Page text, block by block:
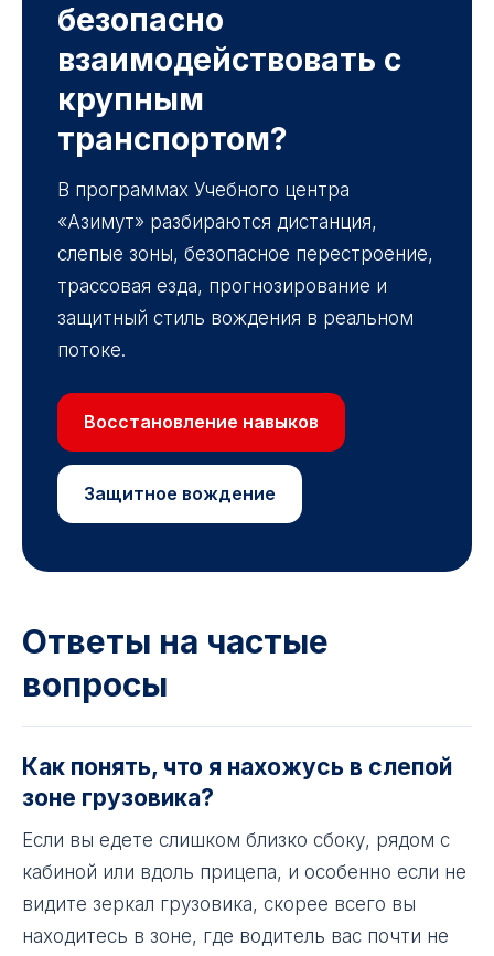
безопасно
взаимодействовать с
крупным
транспортом?
В программах Учебного центра
«Азимут» разбираются дистанция,
слепые зоны, безопасное перестроение,
трассовая езда, прогнозирование и
защитный стиль вождения в реальном
потоке.
Восстановление навыков
Защитное вождение
Ответы на частые
вопросы
Как понять, что я нахожусь в слепой
зоне грузовика?
Если вы едете слишком близко сбоку, рядом с
кабиной или вдоль прицепа, и особенно если не
видите зеркал грузовика, скорее всего вы
находитесь в зоне, где водитель вас почти не